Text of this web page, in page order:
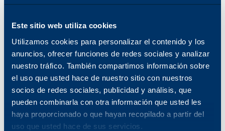
Este sitio web utiliza cookies
Utilizamos cookies para personalizar el contenido y los
anuncios, ofrecer funciones de redes sociales y analizar
nuestro tráfico. También compartimos información sobre
el uso que usted hace de nuestro sitio con nuestros
socios de redes sociales, publicidad y análisis, que
pueden combinarla con otra información que usted les
haya proporcionado o que hayan recopilado a partir del
uso que usted hace de sus servicios.
en línea de Katun es una potente herramienta que
También mantenemos una tasa de productos en
inventario líder en la industria, proporcionando una
entrega de productos rápida y fiable.
Información en tiempo real sobre la disponibilidad
de existencias y el estado de los pedidos
Facilidad de uso y de pedido
Representantes de atención al cliente informados y
amables